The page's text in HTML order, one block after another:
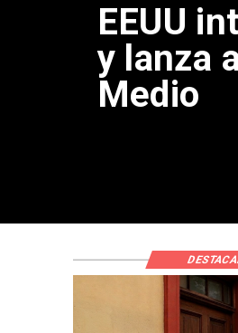
EEUU
y lanza
Medio